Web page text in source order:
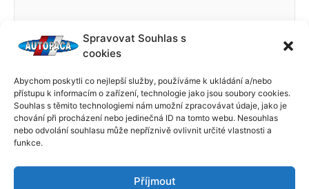
Spravovat Souhlas s
cookies
Abychom poskytli co nejlepší služby, používáme k ukládání a/nebo
přístupu k informacím o zařízení, technologie jako jsou soubory cookies.
Souhlas s těmito technologiemi nám umožní zpracovávat údaje, jako je
chování při procházení nebo jedinečná ID na tomto webu. Nesouhlas
nebo odvolání souhlasu může nepříznivě ovlivnit určité vlastnosti a
funkce.
Příjmout